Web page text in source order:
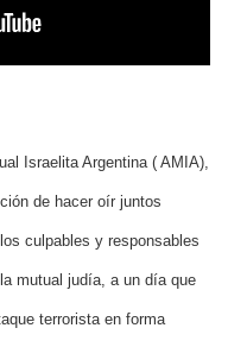
Israelita Argentina ( AMIA),
de hacer oír juntos
culpables y responsables
mutual judía, a un día que
terrorista en forma